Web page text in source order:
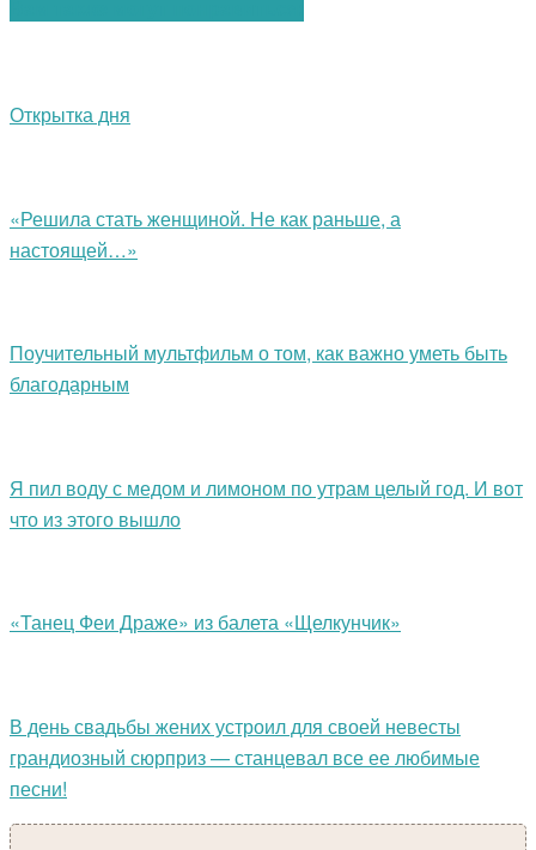
Открытка дня
«Решила стать женщиной. Не как раньше, а
настоящей…»
Поучительный мультфильм о том, как важно уметь быть
благодарным
Я пил воду с медом и лимоном по утрам целый год. И вот
что из этого вышло
«Танец Феи Драже» из балета «Щелкунчик»
В день свадьбы жених устроил для своей невесты
грандиозный сюрприз — станцевал все ее любимые
песни!